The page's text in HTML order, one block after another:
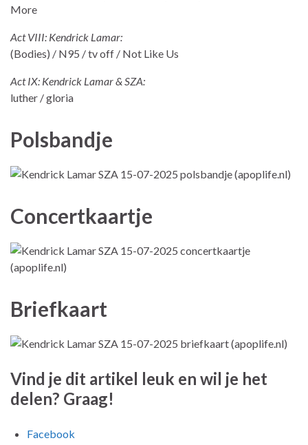
More
Act VIII: Kendrick Lamar:
(Bodies) / N95 / tv off / Not Like Us
Act IX: Kendrick Lamar & SZA:
luther / gloria
Polsbandje
Concertkaartje
Briefkaart
Vind je dit artikel leuk en wil je het
delen? Graag!
Facebook